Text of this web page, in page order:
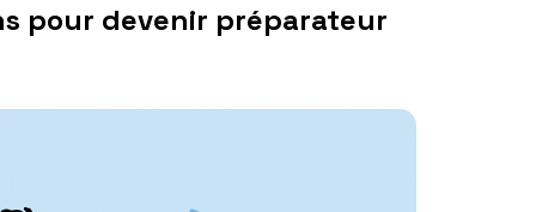
pour devenir préparateur